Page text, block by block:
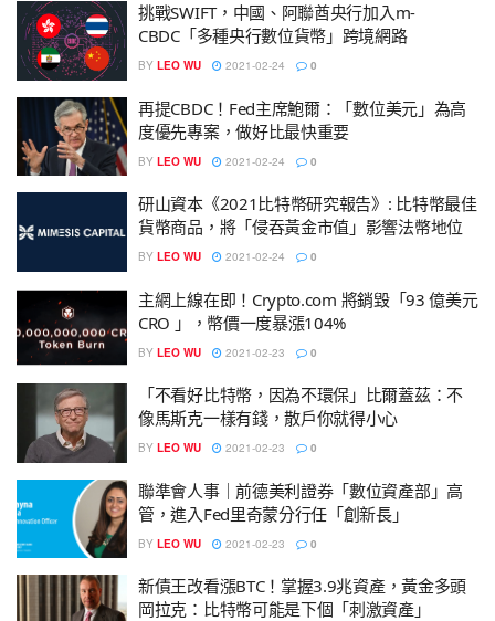
挑戰SWIFT，中國、阿聯酋央行加入m-
CBDC「多種央行數位貨幣」跨境網路
BY LEO WU 2021-02-24 0
再提CBDC！Fed主席鮑爾：「數位美元」為高
度優先專案，做好比最快重要
BY LEO WU 2021-02-24 0
研山資本《2021比特幣研究報告》: 比特幣最佳
貨幣商品，將「侵吞黃金市值」影響法幣地位
BY LEO WU 2021-02-24 0
主網上線在即！Crypto.com 將銷毀「93 億美元
CRO 」，幣價一度暴漲104%
BY LEO WU 2021-02-23 0
「不看好比特幣，因為不環保」比爾蓋茲：不
像馬斯克一樣有錢，散戶你就得小心
BY LEO WU 2021-02-23 0
聯準會人事｜前德美利證券「數位資產部」高
管，進入Fed里奇蒙分行任「創新長」
BY LEO WU 2021-02-23 0
新債王改看漲BTC！掌握3.9兆資產，黃金多頭
岡拉克：比特幣可能是下個「刺激資產」